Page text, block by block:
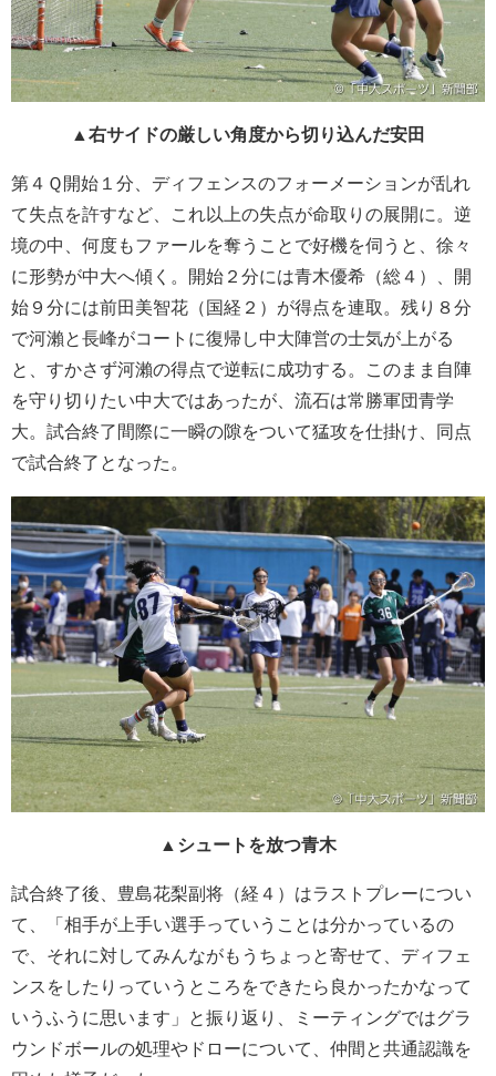
▲右サイドの厳しい角度から切り込んだ安田
第４Ｑ開始１分、ディフェンスのフォーメーションが乱れ
て失点を許すなど、これ以上の失点が命取りの展開に。逆
境の中、何度もファールを奪うことで好機を伺うと、徐々
に形勢が中大へ傾く。開始２分には青木優希（総４）、開
始９分には前田美智花（国経２）が得点を連取。残り８分
で河瀨と長峰がコートに復帰し中大陣営の士気が上がる
と、すかさず河瀨の得点で逆転に成功する。このまま自陣
を守り切りたい中大ではあったが、流石は常勝軍団青学
大。試合終了間際に一瞬の隙をついて猛攻を仕掛け、同点
で試合終了となった。
▲シュートを放つ青木
試合終了後、豊島花梨副将（経４）はラストプレーについ
て、「相手が上手い選手っていうことは分かっているの
で、それに対してみんながもうちょっと寄せて、ディフェ
ンスをしたりっていうところをできたら良かったかなって
いうふうに思います」と振り返り、ミーティングではグラ
ウンドボールの処理やドローについて、仲間と共通認識を